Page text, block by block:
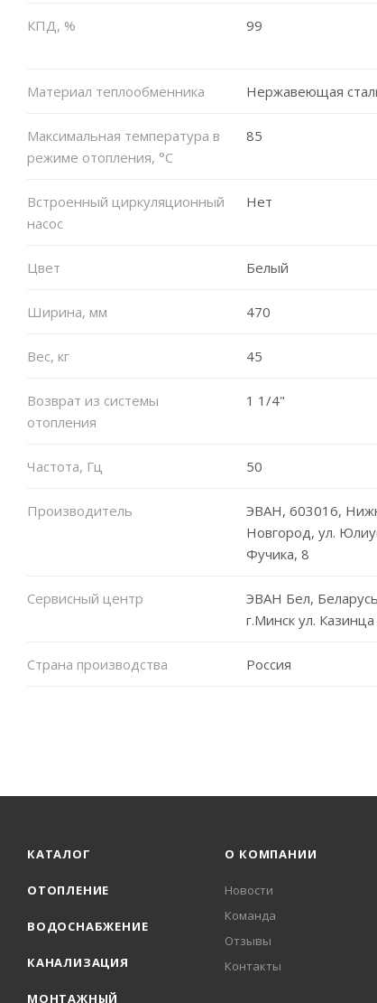
КПД, % 99
Материал теплообменника Нержавеющая
Максимальная температура в
режиме отопления, °C
85
Встроенный циркуляционный
насос
Нет
Цвет Белый
Ширина, мм 470
Вес, кг 45
Возврат из системы
отопления
1 1/4"
Частота, Гц 50
Производитель
ЭВАН, 603016,
Новгород, ул.
Фучика, 8
Сервисный центр
ЭВАН Бел,
г.Минск ул.
Страна производства Россия
КАТАЛОГ
ОТОПЛЕНИЕ
ВОДОСНАБЖЕНИЕ
КАНАЛИЗАЦИЯ
МОНТАЖНЫЙ
О КОМПАНИИ
Новости
Команда
Отзывы
Контакты